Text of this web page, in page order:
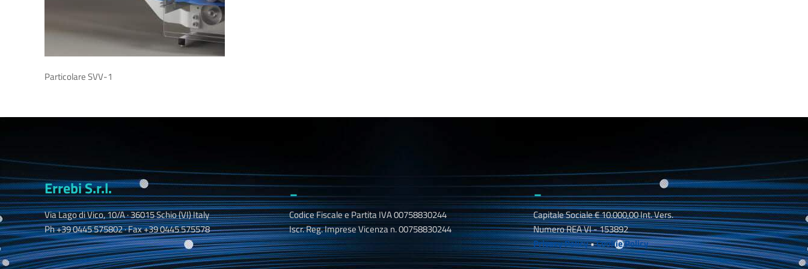
Particolare SVV-1
Errebi S.r.l.
Via Lago di Vico, 10/A · 36015 Schio (VI) Italy
Ph +39 0445 575802 · Fax +39 0445 575578
_
Codice Fiscale e Partita IVA 00758830244
Iscr. Reg. Imprese Vicenza n. 00758830244
_
Capitale Sociale € 10.000,00 Int. Vers.
Numero REA VI - 153892
Privacy Policy•Cookie Policy